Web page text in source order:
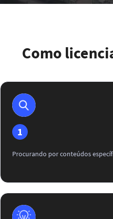
Como
1
Procurando por conteúdos